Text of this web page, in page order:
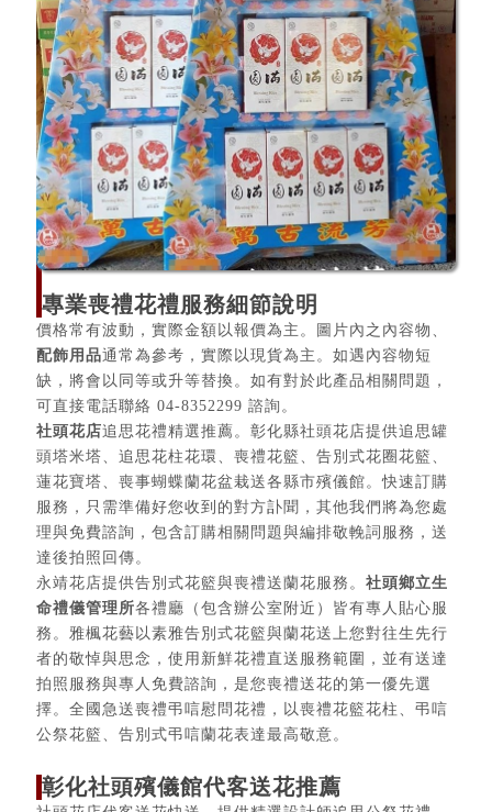
專業喪禮花禮服務細節說明
價格常有波動，實際金額以報價為主。圖片內之內容物、
配飾用品通常為參考，實際以現貨為主。如遇內容物短
缺，將會以同等或升等替換。如有對於此產品相關問題，
可直接電話聯絡 04-8352299 諮詢。
社頭花店追思花禮精選推薦。彰化縣社頭花店提供追思罐
頭塔米塔、追思花柱花環、喪禮花籃、告別式花圈花籃、
蓮花寶塔、喪事蝴蝶蘭花盆栽送各縣市殯儀館。快速訂購
服務，只需準備好您收到的對方訃聞，其他我們將為您處
理與免費諮詢，包含訂購相關問題與編排敬輓詞服務，送
達後拍照回傳。
永靖花店提供告別式花籃與喪禮送蘭花服務。 社頭鄉立生
命禮儀管理所各禮廳（包含辦公室附近）皆有專人貼心服
務。雅楓花藝以素雅告別式花籃與蘭花送上您對往生先行
者的敬悼與思念，使用新鮮花禮直送服務範圍，並有送達
拍照服務與專人免費諮詢，是您喪禮送花的第一優先選
擇。全國急送喪禮弔唁慰問花禮，以喪禮花籃花柱、弔唁
公祭花籃、告別式弔唁蘭花表達最高敬意。
彰化社頭殯儀館代客送花推薦